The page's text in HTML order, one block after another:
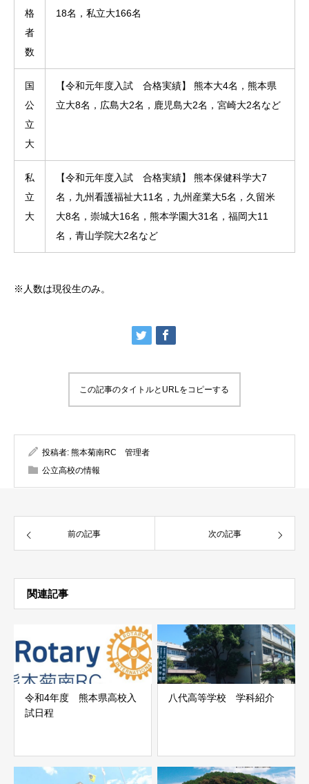
格
者
数
18名，私立大166名
国
公
立
大
【令和元年度入試 合格実績】 熊本大4名，熊本県
立大8名，広島大2名，鹿児島大2名，宮崎大2名など
私
立
大
【令和元年度入試 合格実績】 熊本保健科学大7
名，九州看護福祉大11名，九州産業大5名，久留米
大8名，崇城大16名，熊本学園大31名，福岡大11
名，青山学院大2名など
※人数は現役生のみ。
この記事のタイトルとURLをコピーする
投稿者: 熊本菊南RC 管理者
公立高校の情報
前の記事 次の記事
関連記事
令和4年度 熊本県高校入
試日程
八代高等学校 学科紹介